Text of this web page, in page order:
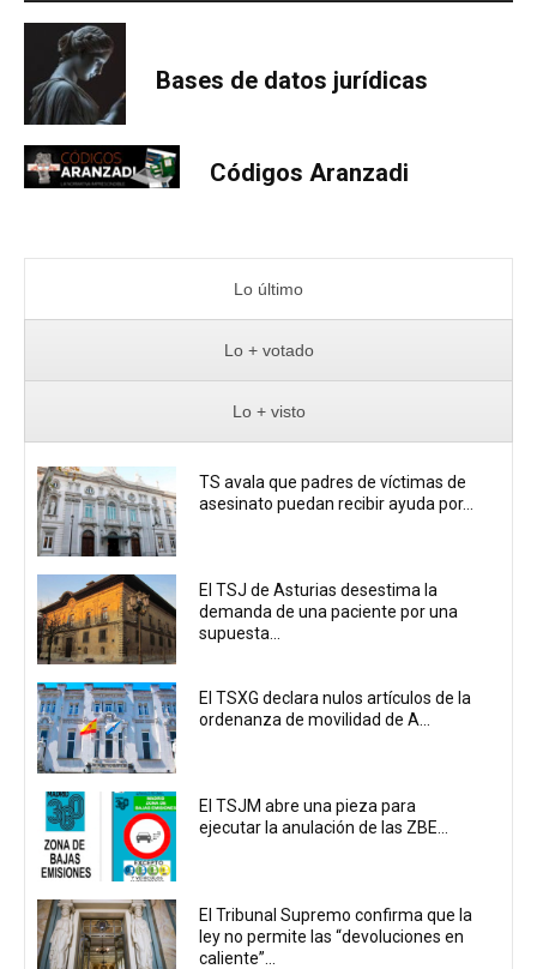
Bases de datos jurídicas
Códigos Aranzadi
Lo último
Lo + votado
Lo + visto
TS avala que padres de víctimas de
asesinato puedan recibir ayuda por...
El TSJ de Asturias desestima la
demanda de una paciente por una
supuesta...
El TSXG declara nulos artículos de la
ordenanza de movilidad de A...
El TSJM abre una pieza para
ejecutar la anulación de las ZBE...
El Tribunal Supremo confirma que la
ley no permite las “devoluciones en
caliente”...